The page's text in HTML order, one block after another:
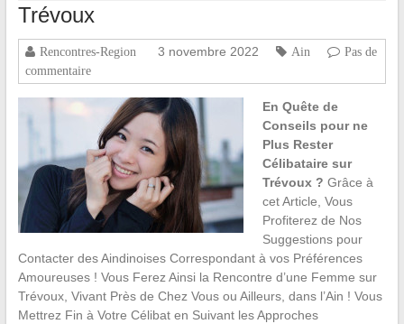
Trévoux
Rencontres-Region 3 novembre 2022 Ain
Pas de
commentaire
En Quête de
Conseils pour ne
Plus Rester
Célibataire sur
Trévoux ? Grâce à
cet Article, Vous
Profiterez de Nos
Suggestions pour
Contacter des Aindinoises Correspondant à vos Préférences
Amoureuses ! Vous Ferez Ainsi la Rencontre d’une Femme sur
Trévoux, Vivant Près de Chez Vous ou Ailleurs, dans l’Ain ! Vous
Mettrez Fin à Votre Célibat en Suivant les Approches